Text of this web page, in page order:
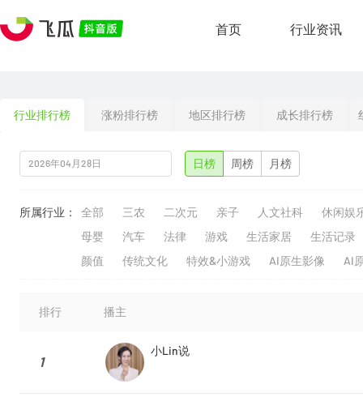
首页 行业资讯
行业排行榜 涨粉排行榜 地区排行榜 成长排行榜
日榜 周榜 月榜
所属行业： 全部 三农 二次元 亲子 人文社科
休闲娱
母婴
汽车 法律 游戏 生活家居
生活记录
颜值
传统文化 特效&小游戏 AI原生影像 AI
排行 播主
1
小Lin说